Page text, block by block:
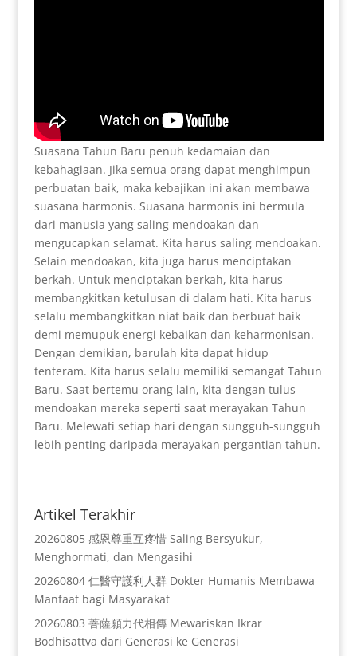
Suasana Tahun Baru penuh kedamaian dan
kebahagiaan. Jika semua orang dapat menghimpun
perbuatan baik, maka kebajikan ini akan membawa
suasana harmonis. Suasana harmonis ini bermula
dari manusia yang saling mendoakan dan
mengucapkan selamat. Kita harus saling mendoakan.
Selain mendoakan, kita juga harus menciptakan
berkah. Untuk menciptakan berkah, kita harus
membangkitkan ketulusan di dalam hati. Kita harus
selalu membangkitkan niat baik dan berbuat baik
demi memupuk energi kebaikan dan keharmonisan.
Dengan demikian, barulah kita dapat hidup
tenteram. Kita harus selalu memiliki semangat Tahun
Baru. Saat bertemu orang lain, kita dengan tulus
mendoakan mereka seperti saat merayakan Tahun
Baru. Melewati setiap hari dengan sungguh-sungguh
lebih penting daripada merayakan pergantian tahun.
Artikel Terakhir
20260805 感恩尊重互疼惜 Saling Bersyukur,
Menghormati, dan Mengasihi
20260804 仁醫守護利人群 Dokter Humanis Membawa
Manfaat bagi Masyarakat
20260803 菩薩願力代相傳 Mewariskan Ikrar
Bodhisattva dari Generasi ke Generasi